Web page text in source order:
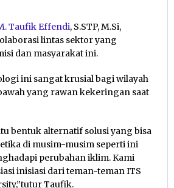
Taufik Effendi, S.STP, M.Si,
lintas sektor yang
dan masyarakat ini.
ini sangat krusial bagi wilayah
yang rawan kekeringan saat
bentuk alternatif solusi yang bisa
di musim-musim seperti ini
perubahan iklim. Kami
inisiasi dari teman-teman ITS
Taufik.